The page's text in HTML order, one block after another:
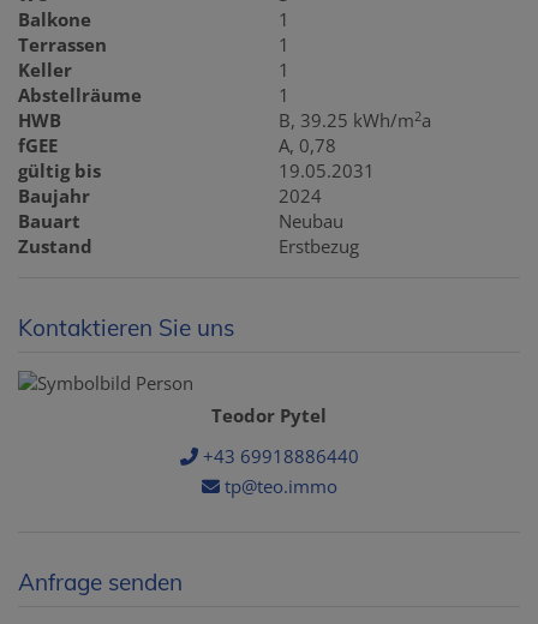
Balkone
1
Terrassen
1
Keller
1
Abstellräume
1
HWB
B, 39.25 kWh/m2a
fGEE
A, 0,78
gültig bis
19.05.2031
Baujahr
2024
Bauart
Neubau
Zustand
Erstbezug
Kontaktieren Sie uns
Teodor Pytel
+43 69918886440
tp@teo.immo
Anfrage senden